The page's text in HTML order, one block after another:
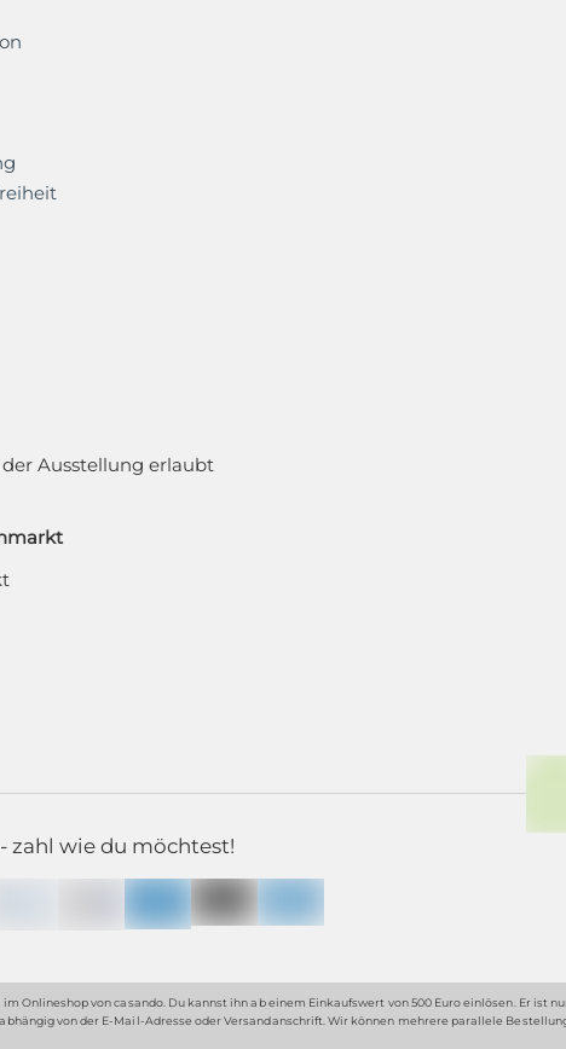
Ausstellung erlaubt
zahl wie du möchtest!
Onlineshop von casando. Du kannst ihn ab einem Einkaufswert von 500 Euro einlösen. Er
von der E-Mail-Adresse oder Versandanschrift. Wir können mehrere parallele